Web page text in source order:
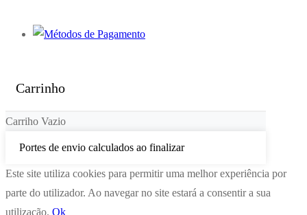
Carrinho
Carriho Vazio
Portes de envio calculados ao finalizar
Este site utiliza cookies para permitir uma melhor experiência por
parte do utilizador. Ao navegar no site estará a consentir a sua
utilização. Ok